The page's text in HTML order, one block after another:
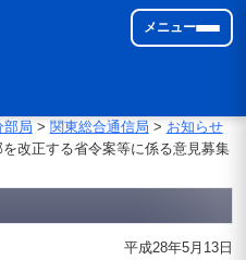
メニュー
部局 > 関東総合通信局 > お知らせ
改正する省令案等に係る意見募集
平成28年5月13日